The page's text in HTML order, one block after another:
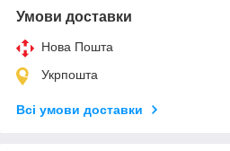
Умови доставки
Нова Пошта
Укрпошта
Всі умови доставки